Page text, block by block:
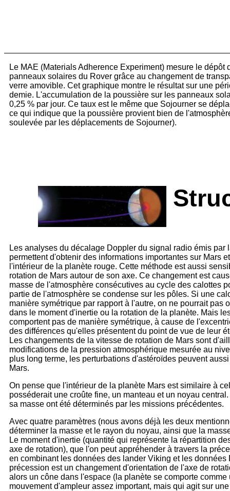
Le MAE (Materials Adherence Experiment) mesure le dépôt
panneaux solaires du Rover grâce au changement de
verre amovible. Cet graphique montre le résultat sur une
demie. L'accumulation de la poussière sur les panneaux
0,25 % par jour. Ce taux est le même que Sojourner se
ce qui indique que la poussière provient bien de
soulevée par les déplacements de Sojourner).
Les analyses du décalage Doppler du signal radio émis par
permettent d'obtenir des informations importantes sur Mars
l'intérieur de la planète rouge. Cette méthode est aussi
rotation de Mars autour de son axe. Ce changement est
masse de l'atmosphère consécutives au cycle des calottes
partie de l'atmosphère se condense sur les pôles. Si une
manière symétrique par rapport à l'autre, on ne pourrait pas
dans le moment d'inertie ou la rotation de la planète. Mais
comportent pas de manière symétrique, à cause de
des différences qu'elles présentent du point de vue de leur
Les changements de la vitesse de rotation de Mars sont
modifications de la pression atmosphérique mesurée au
plus long terme, les perturbations d'astéroïdes peuvent
Mars.
On pense que l'intérieur de la planète Mars est similaire à
posséderait une croûte fine, un manteau et un noyau
sa masse ont été déterminés par les missions précédentes.
Avec quatre paramètres (nous avons déjà les deux
déterminer la masse et le rayon du noyau, ainsi que la
Le moment d'inertie (quantité qui représente la répartition
axe de rotation), que l'on peut appréhender à travers la
en combinant les données des lander Viking et les données
précession est un changement d'orientation de l'axe de
alors un cône dans l'espace (la planète se comporte comme
mouvement d'ampleur assez important, mais qui agit sur